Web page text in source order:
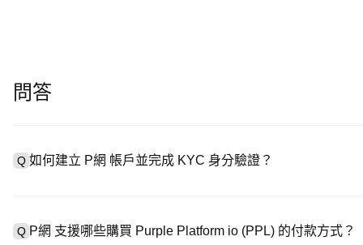
問答
Q 如何建立 P網 帳戶並完成 KYC 身分驗證？
Q P網 支援哪些購買 Purple Platform io (PPL) 的付款方式？